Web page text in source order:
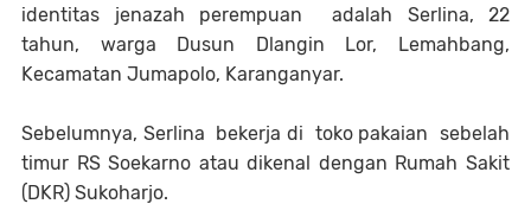
identitas jenazah perempuan adalah Serlina, 22
tahun, warga Dusun Dlangin Lor, Lemahbang,
Kecamatan Jumapolo, Karanganyar.
Sebelumnya, Serlina bekerja di toko pakaian sebelah
timur RS Soekarno atau dikenal dengan Rumah Sakit
(DKR) Sukoharjo.